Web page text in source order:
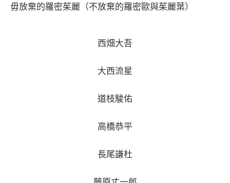
毋放棄的羅密茱麗（不放棄的羅密歐與茱麗葉）
西畑大吾
大西流星
道枝駿佑
高橋恭平
長尾謙杜